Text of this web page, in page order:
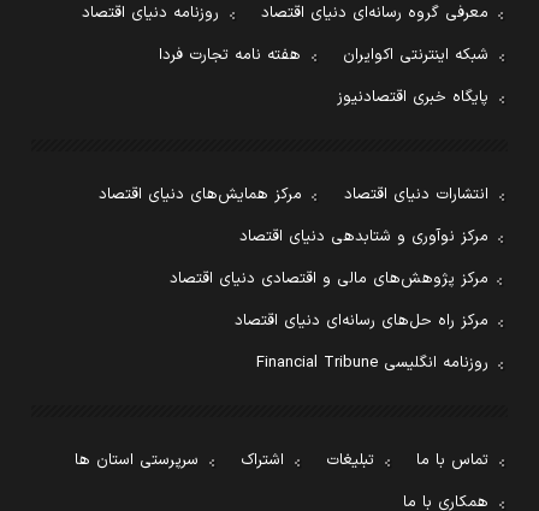
معرفی گروه رسانه‌ای دنیای اقتصاد
روزنامه دنیای اقتصاد
شبکه اینترنتی اکوایران
هفته نامه تجارت فردا
پایگاه خبری اقتصادنیوز
انتشارات دنیای اقتصاد
مرکز همایش‌های دنیای اقتصاد
مرکز نوآوری و شتابدهی دنیای اقتصاد
مرکز پژوهش‌های مالی و اقتصادی دنیای اقتصاد
مرکز راه حل‌های رسانه‌ای دنیای اقتصاد
روزنامه انگلیسی Financial Tribune
تماس با ما تبلیغات اشتراک
سرپرستی استان ها
همکاری با ما